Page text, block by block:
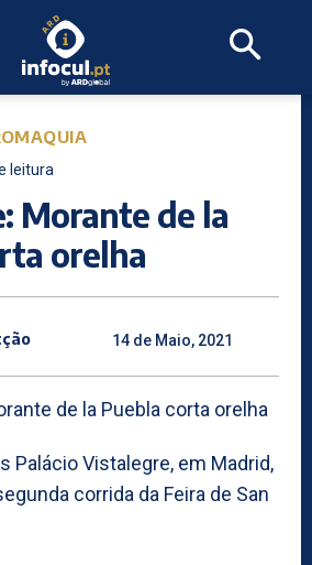
leitura
Morante de la
orelha
14 de Maio, 2021
Palácio Vistalegre, em Madrid,
corrida da Feira de San